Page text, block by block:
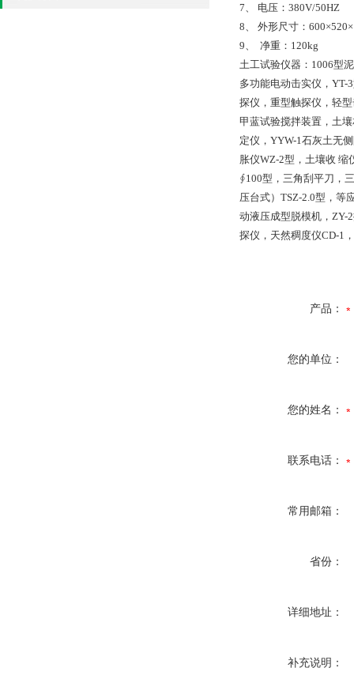
7、 电压：380V/
8、 外形尺寸：
9、 净重：120kg
土工试验仪器：1006型
多功能电动击实仪，YT-
探仪，重型触探仪，轻
甲蓝试验搅拌装置，土
定仪，YYW-1石灰土无
胀仪WZ-2型，土壤收 缩
∮100型，三角刮平刀，
压台式）TSZ-2.0型，等
动液压成型脱模机，ZY-
探仪，天然稠度仪CD-1
产品：
您的单位：
您的姓名：
联系电话：
常用邮箱：
省份：
详细地址：
补充说明：